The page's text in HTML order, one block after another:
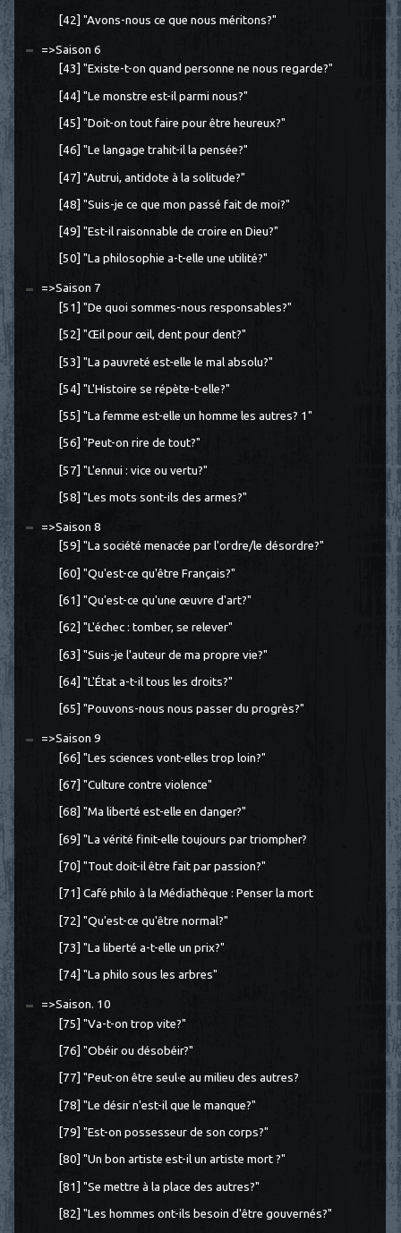
[42] "Avons-nous ce que nous méritons?"
=>Saison 6
[43] "Existe-t-on quand personne ne nous regarde?"
[44] "Le monstre est-il parmi nous?"
[45] "Doit-on tout faire pour être heureux?"
[46] "Le langage trahit-il la pensée?"
[47] "Autrui, antidote à la solitude?"
[48] "Suis-je ce que mon passé fait de moi?"
[49] "Est-il raisonnable de croire en Dieu?"
[50] "La philosophie a-t-elle une utilité?"
=>Saison 7
[51] "De quoi sommes-nous responsables?"
[52] "Œil pour œil, dent pour dent?"
[53] "La pauvreté est-elle le mal absolu?"
[54] "L'Histoire se répète-t-elle?"
[55] "La femme est-elle un homme les autres? 1"
[56] "Peut-on rire de tout?"
[57] "L'ennui : vice ou vertu?"
[58] "Les mots sont-ils des armes?"
=>Saison 8
[59] "La société menacée par l'ordre/le désordre?"
[60] "Qu'est-ce qu'être Français?"
[61] "Qu'est-ce qu'une œuvre d'art?"
[62] "L'échec : tomber, se relever"
[63] "Suis-je l'auteur de ma propre vie?"
[64] "L'État a-t-il tous les droits?"
[65] "Pouvons-nous nous passer du progrès?"
=>Saison 9
[66] "Les sciences vont-elles trop loin?"
[67] "Culture contre violence"
[68] "Ma liberté est-elle en danger?"
[69] "La vérité finit-elle toujours par triompher?
[70] "Tout doit-il être fait par passion?"
[71] Café philo à la Médiathèque : Penser la mort
[72] "Qu'est-ce qu'être normal?"
[73] "La liberté a-t-elle un prix?"
[74] "La philo sous les arbres"
=>Saison. 10
[75] "Va-t-on trop vite?"
[76] "Obéir ou désobéir?"
[77] "Peut-on être seul·e au milieu des autres?
[78] "Le désir n'est-il que le manque?"
[79] "Est-on possesseur de son corps?"
[80] "Un bon artiste est-il un artiste mort ?"
[81] "Se mettre à la place des autres?"
[82] "Les hommes ont-ils besoin d'être gouvernés?"